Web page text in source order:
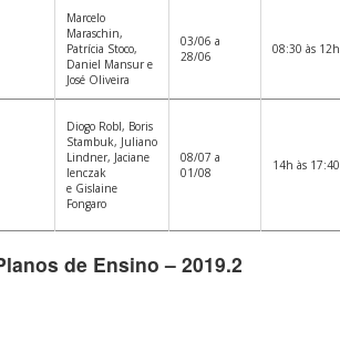
Marcelo
Maraschin,
Patrícia Stoco,
Daniel Mansur e
José Oliveira
03/06 a
28/06
08:30 às 12h
Diogo Robl, Boris
Stambuk, Juliano
Lindner, Jaciane
Ienczak
e Gislaine
Fongaro
08/07 a
01/08
14h às 17:40
de Ensino – 2019.2